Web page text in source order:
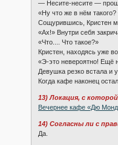
— Несите-несите —
«Ну что же в нём
Сощурившись, Кристен
«Ах!» Внутри себя
«Что.... Что такое?»
Кристен, находясь уже
«Э-это невероятно! Ещё
Девушка резко встала и
Когда кафе наконец
13) Локация, с
Вечернее кафе «Дю
14) Согласны ли с
Да.